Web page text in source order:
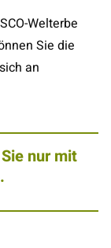
Welterbe
Sie die
an
nur mit